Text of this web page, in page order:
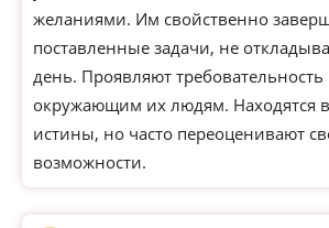
желаниями. Им свойственно
поставленные задачи, не
день. Проявляют требовательность
окружающим их людям. Находятся
истины, но часто переоценивают
возможности.